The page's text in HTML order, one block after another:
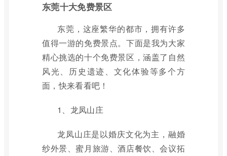
东莞十大免费景区
东莞，这座繁华的都市，拥有许多
值得一游的免费景点。下面是我为大家
精心挑选的十个免费景区，涵盖了自然
风光、历史遗迹、文化体验等多个方
面，快来看看吧！
1、龙凤山庄
龙凤山庄是以婚庆文化为主，融婚
纱外景、蜜月旅游、酒店餐饮、会议拓